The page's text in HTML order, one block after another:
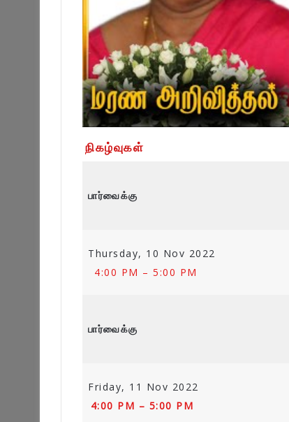
நிகழ்வுகள்
பார்வைக்கு
Thursday, 10 Nov 2022
4:00 PM – 5:00 PM
பார்வைக்கு
Friday, 11 Nov 2022
4:00 PM – 5:00 PM